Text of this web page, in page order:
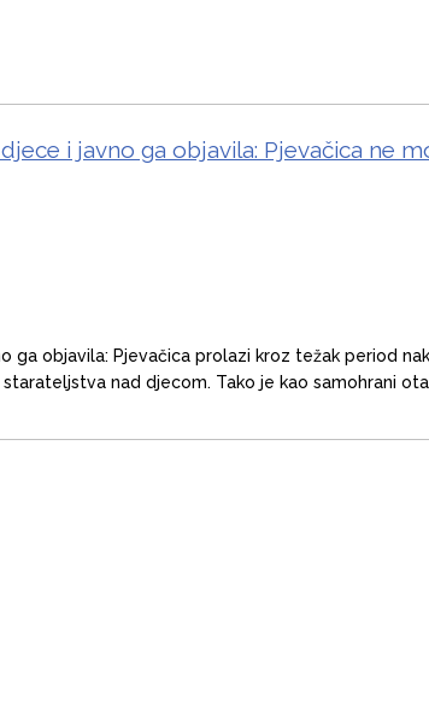
i javno ga objavila: Pjevačica ne
ga objavila: Pjevačica prolazi kroz težak period
nad djecom. Tako je kao samohrani